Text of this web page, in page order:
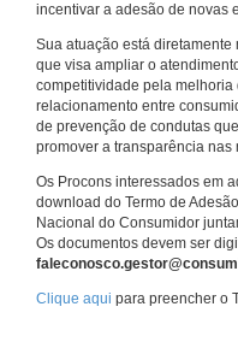
incentivar a adesão de novas
Sua atuação está
que visa ampliar o
competitividade pela
relacionamento entre
de prevenção de condutas
promover a transparência nas
Os Procons interessados em
download do Termo de
Nacional do Consumidor
Os documentos devem ser
Clique aqui para preencher o